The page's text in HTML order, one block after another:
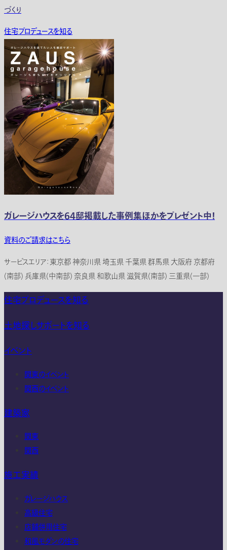
づくり
住宅プロデュースを知る
ガレージハウスを64邸掲載した事例集ほかをプレゼント中！
資料のご請求はこちら
サービスエリア：東京都 神奈川県 埼玉県 千葉県 群馬県 大阪府 京都府
(南部) 兵庫県(中南部) 奈良県 和歌山県 滋賀県(南部) 三重県(一部)
住宅プロデュースを知る
土地探しサポートを知る
イベント
関東のイベント
関西のイベント
建築家
関東
関西
施工実績
ガレージハウス
高級住宅
店舗併用住宅
和風モダンの住宅